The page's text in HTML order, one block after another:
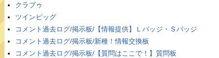
クラブゥ
ツインピッグ
コメント過去ログ/掲示板/【情報提供】Ｌバッジ・Ｓバッジ
コメント過去ログ/掲示板/新種！情報交換板
コメント過去ログ/掲示板/【質問はここで！】質問板